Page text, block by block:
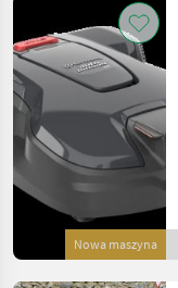
Nowa maszyna